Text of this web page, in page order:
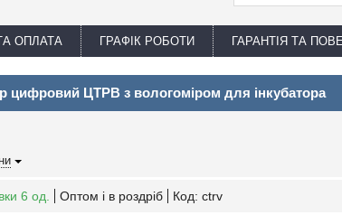
ОПЛАТА ГРАФІК РОБОТИ ГАРАНТІЯ ТА
цифровий ЦТРВ з вологоміром для інкубатора
6 од. Оптом і в роздріб Код: ctrv